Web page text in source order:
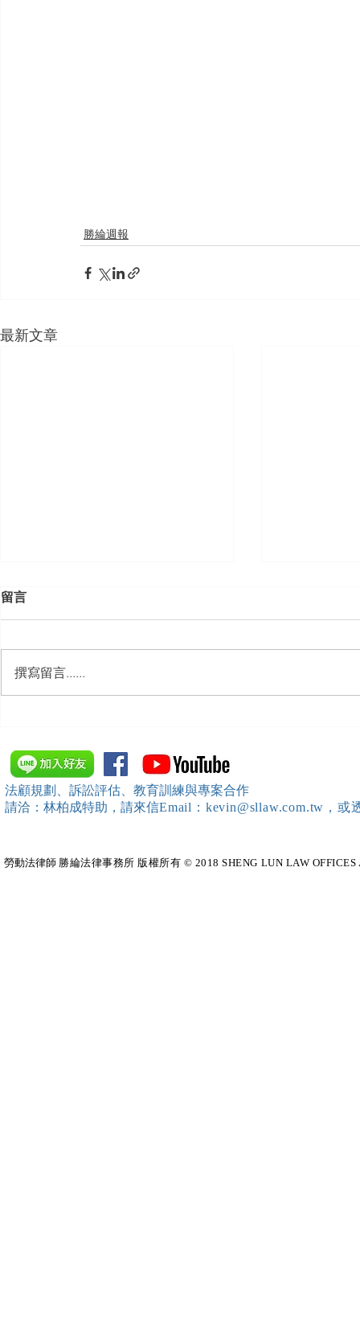
勝綸週報
最新文章
訓練）課程，邀請本所所長 邱
靖棠律師 擔任講師
留言
撰寫留言......
法顧規劃、訴訟評估、教育訓練與專案合作
請洽：林柏成特助 ，請來信Email：kevin@sllaw.com.tw，
勞動法律師​ 勝綸法律事務所 版權所有 © 2018 SHENG LUN LAW